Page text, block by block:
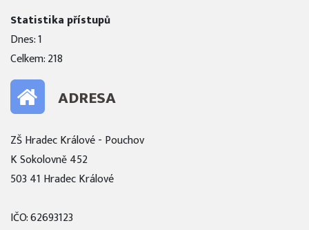
Statistika přístupů
Dnes: 1
Celkem: 218
ADRESA
ZŠ Hradec Králové - Pouchov
K Sokolovně 452
503 41 Hradec Králové
IČO: 62693123